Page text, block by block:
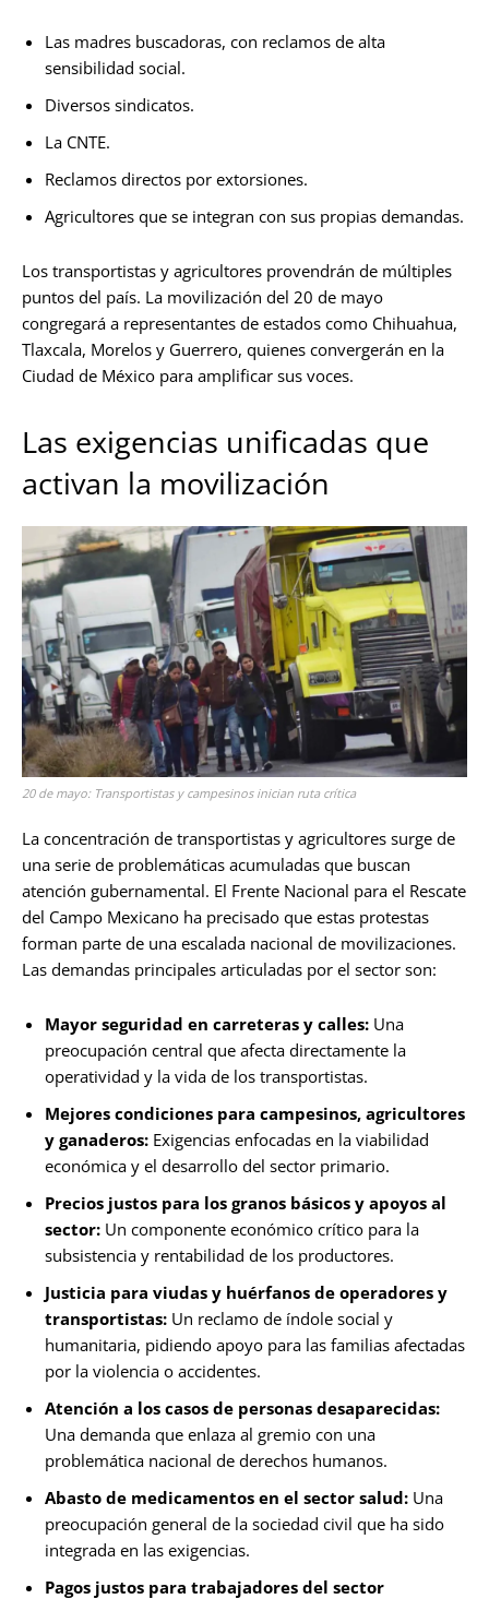
Las madres buscadoras, con reclamos de alta
sensibilidad social.
Diversos sindicatos.
La CNTE.
Reclamos directos por extorsiones.
Agricultores que se integran con sus propias demandas.
Los transportistas y agricultores provendrán de múltiples
puntos del país. La movilización del 20 de mayo
congregará a representantes de estados como Chihuahua,
Tlaxcala, Morelos y Guerrero, quienes convergerán en la
Ciudad de México para amplificar sus voces.
Las exigencias unificadas que
activan la movilización
20 de mayo: Transportistas y campesinos inician ruta crítica
La concentración de transportistas y agricultores surge de
una serie de problemáticas acumuladas que buscan
atención gubernamental. El Frente Nacional para el Rescate
del Campo Mexicano ha precisado que estas protestas
forman parte de una escalada nacional de movilizaciones.
Las demandas principales articuladas por el sector son:
Mayor seguridad en carreteras y calles: Una
preocupación central que afecta directamente la
operatividad y la vida de los transportistas.
Mejores condiciones para campesinos, agricultores
y ganaderos: Exigencias enfocadas en la viabilidad
económica y el desarrollo del sector primario.
Precios justos para los granos básicos y apoyos al
sector: Un componente económico crítico para la
subsistencia y rentabilidad de los productores.
Justicia para viudas y huérfanos de operadores y
transportistas: Un reclamo de índole social y
humanitaria, pidiendo apoyo para las familias afectadas
por la violencia o accidentes.
Atención a los casos de personas desaparecidas:
Una demanda que enlaza al gremio con una
problemática nacional de derechos humanos.
Abasto de medicamentos en el sector salud: Una
preocupación general de la sociedad civil que ha sido
integrada en las exigencias.
Pagos justos para trabajadores del sector